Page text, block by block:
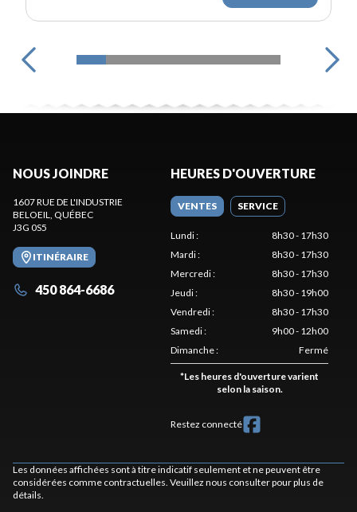
NOUS JOINDRE
1607 RUE DE L'INDUSTRIE
BELOEIL
, QUÉBEC
J3G 0S5
ITINÉRAIRE
450 864-6686
HEURES D'OUVERTURE
VENTES SERVICE
Lundi:
8h30 - 17h30
Mardi:
8h30 - 17h30
Mercredi:
8h30 - 17h30
Jeudi:
8h30 - 19h00
Vendredi:
8h30 - 17h30
Samedi:
9h00 - 12h00
Dimanche: Fermé
*Les heures d'ouverture varient
selon la saison.
Restez connecté
Les données affichées sont à titre indicatif seulement et ne peuvent être
considérées comme contractuelles. Veuillez nous consulter pour plus de
détails.